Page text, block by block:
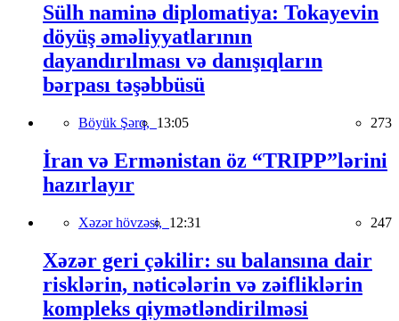
Sülh naminə diplomatiya: Tokayevin
döyüş əməliyyatlarının
dayandırılması və danışıqların
bərpası təşəbbüsü
Böyük Şərq, 13:05 273
İran və Ermənistan öz “TRIPP”lərini
hazırlayır
Xəzər hövzəsi, 12:31 247
Xəzər geri çəkilir: su balansına dair
risklərin, nəticələrin və zəifliklərin
kompleks qiymətləndirilməsi